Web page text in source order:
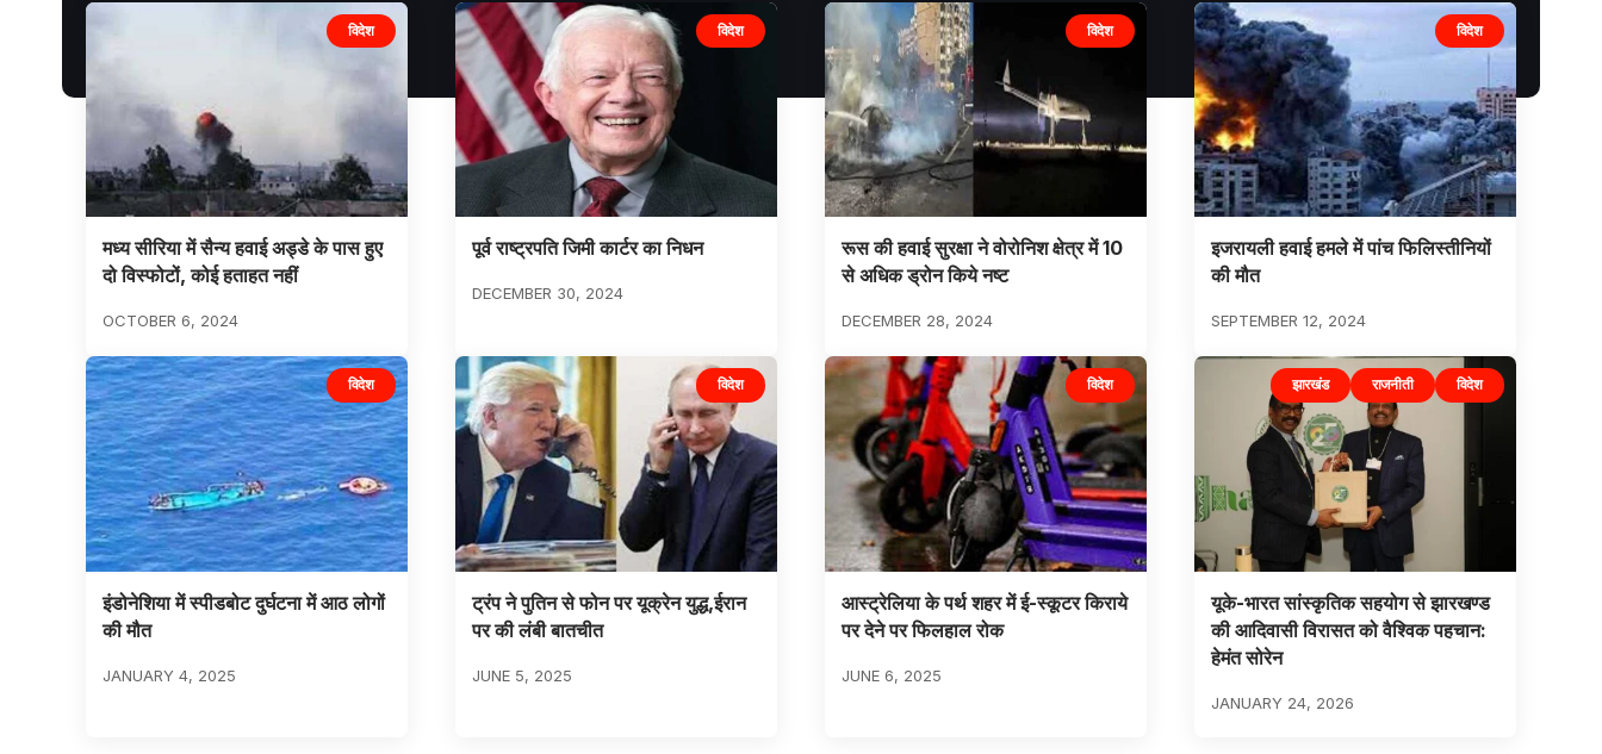
विदेश
मध्य सीरिया में सैन्य हवाई अड्डे के पास हुए
दो विस्फोटों, कोई हताहत नहीं
OCTOBER 6, 2024
विदेश
पूर्व राष्ट्रपति जिमी कार्टर का निधन
DECEMBER 30, 2024
विदेश
रूस की हवाई सुरक्षा ने वोरोनिश क्षेत्र में 10
से अधिक ड्रोन किये नष्ट
DECEMBER 28, 2024
विदेश
इजरायली हवाई हमले में पांच फिलिस्तीनियों
की मौत
SEPTEMBER 12, 2024
विदेश
इंडोनेशिया में स्पीडबोट दुर्घटना में आठ लोगों
की मौत
JANUARY 4, 2025
विदेश
ट्रंप ने पुतिन से फोन पर यूक्रेन युद्ध,ईरान
पर की लंबी बातचीत
JUNE 5, 2025
विदेश
आस्ट्रेलिया के पर्थ शहर में ई-स्कूटर किराये
पर देने पर फिलहाल रोक
JUNE 6, 2025
झारखंड राजनीती विदेश
यूके-भारत सांस्कृतिक सहयोग से झारखण्ड
की आदिवासी विरासत को वैश्विक पहचान:
हेमंत सोरेन
JANUARY 24, 2026